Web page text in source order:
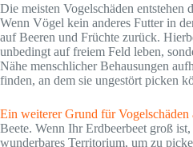
Die meisten Vogelschäden entstehen
Wenn Vögel kein anderes Futter in
auf Beeren und Früchte zurück.
unbedingt auf freiem Feld leben,
Nähe menschlicher Behausungen
finden, an dem sie ungestört picken
Ein weiterer Grund für Vogelschäden
Beete. Wenn Ihr Erdbeerbeet groß
wunderbares Territorium, um zu